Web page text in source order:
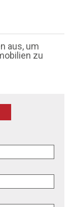
aus, um
zu